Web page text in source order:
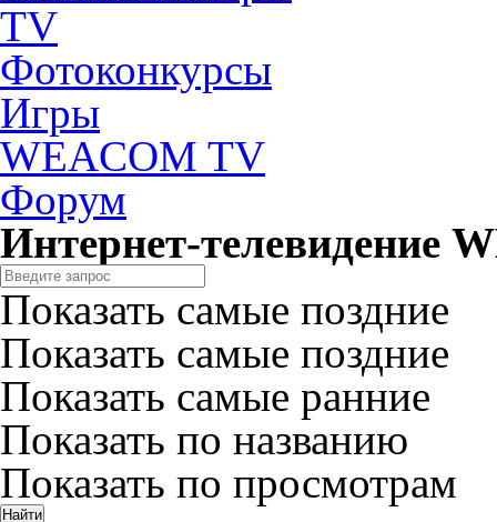
TV
Фотоконкурсы
Игры
WEACOM TV
Форум
Интернет-телевидение
Показать самые поздние
Показать самые поздние
Показать самые ранние
Показать по названию
Показать по просмотрам